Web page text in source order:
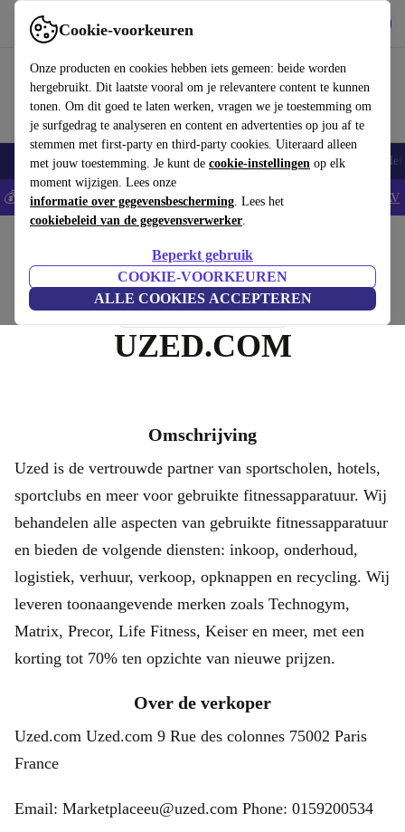
Cookie-voorkeuren
Onze producten en cookies hebben iets gemeen: beide worden
hergebruikt. Dit laatste vooral om je relevantere content te kunnen
tonen. Om dit goed te laten werken, vragen we je toestemming om
je surfgedrag te analyseren en content en advertenties op jou af te
stemmen met first-party en third-party cookies. Uiteraard alleen
met jouw toestemming. Je kunt de cookie-instellingen op elk
moment wijzigen. Lees onze
informatie over gegevensbescherming. Lees het
cookiebeleid van de gegevensverwerker.
Beperkt gebruik
COOKIE-VOORKEUREN
ALLE COOKIES ACCEPTEREN
Gebruik refurbed snel en eenvoudig
Smartphones Laptops Tablets Smartwatches Accessoires
💰Bespaar 5% EXTRA op alle iPhones - Code: IPHONEDEAL - AV
UZED.COM
Omschrijving
Uzed is de vertrouwde partner van sportscholen, hotels,
sportclubs en meer voor gebruikte fitnessapparatuur. Wij
behandelen alle aspecten van gebruikte fitnessapparatuur
en bieden de volgende diensten: inkoop, onderhoud,
logistiek, verhuur, verkoop, opknappen en recycling. Wij
leveren toonaangevende merken zoals Technogym,
Matrix, Precor, Life Fitness, Keiser en meer, met een
korting tot 70% ten opzichte van nieuwe prijzen.
Over de verkoper
Uzed.com Uzed.com 9 Rue des colonnes 75002 Paris
France
Email: Marketplaceeu@uzed.com Phone: 0159200534